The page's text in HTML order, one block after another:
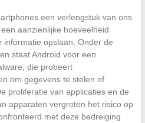
een verlengstuk van ons
aanzienlijke hoeveelheid
informatie opslaan. Onder de
staat Android voor een
die probeert
om gegevens te stelen of
proliferatie van applicaties en de
apparaten vergroten het risico op
met deze bedreiging